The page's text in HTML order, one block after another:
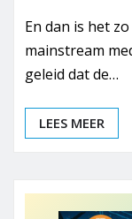
En dan is het
mainstream
geleid dat de…
LEES MEER